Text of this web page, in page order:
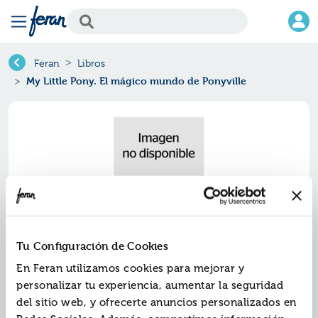
Tu Configuración de Cookies
En Feran utilizamos cookies para mejorar y
personalizar tu experiencia, aumentar la seguridad
del sitio web, y ofrecerte anuncios personalizados en
Feran Libros
My Little Pony. El mágico mundo de Ponyville
My little pony. el mágico mundo
de ponyville